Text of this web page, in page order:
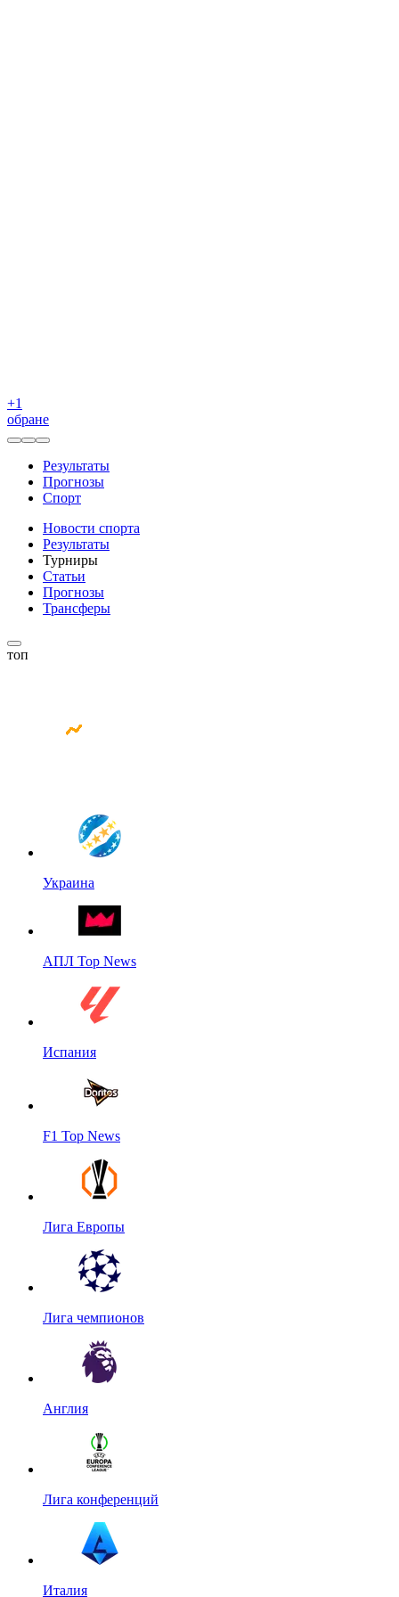
+1
обране
Результаты
Прогнозы
Спорт
Новости спорта
Результаты
Турниры
Статьи
Прогнозы
Трансферы
топ
Украина
АПЛ Top News
Испания
F1 Top News
Лига Европы
Лига чемпионов
Англия
Лига конференций
Италия